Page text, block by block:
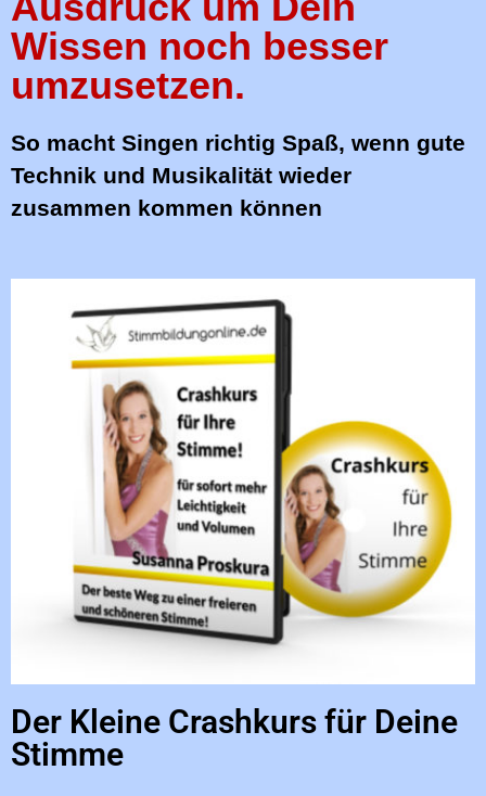
Wissen noch besser
umzusetzen.
So macht Singen richtig Spaß, wenn gute
Technik und Musikalität wieder
zusammen kommen können
Der Kleine Crashkurs für Deine
Stimme